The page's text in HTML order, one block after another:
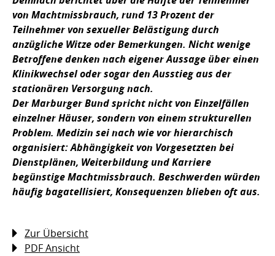
von Machtmissbrauch, rund 13 Prozent der
Teilnehmer von sexueller Belästigung durch
anzügliche Witze oder Bemerkungen. Nicht wenige
Betroffene denken nach eigener Aussage über einen
Klinikwechsel oder sogar den Ausstieg aus der
stationären Versorgung nach.
Der Marburger Bund spricht nicht von Einzelfällen
einzelner Häuser, sondern von einem strukturellen
Problem. Medizin sei nach wie vor hierarchisch
organisiert: Abhängigkeit von Vorgesetzten bei
Dienstplänen, Weiterbildung und Karriere
begünstige Machtmissbrauch. Beschwerden würden
häufig bagatellisiert, Konsequenzen blieben oft aus.
Zur Übersicht
PDF Ansicht